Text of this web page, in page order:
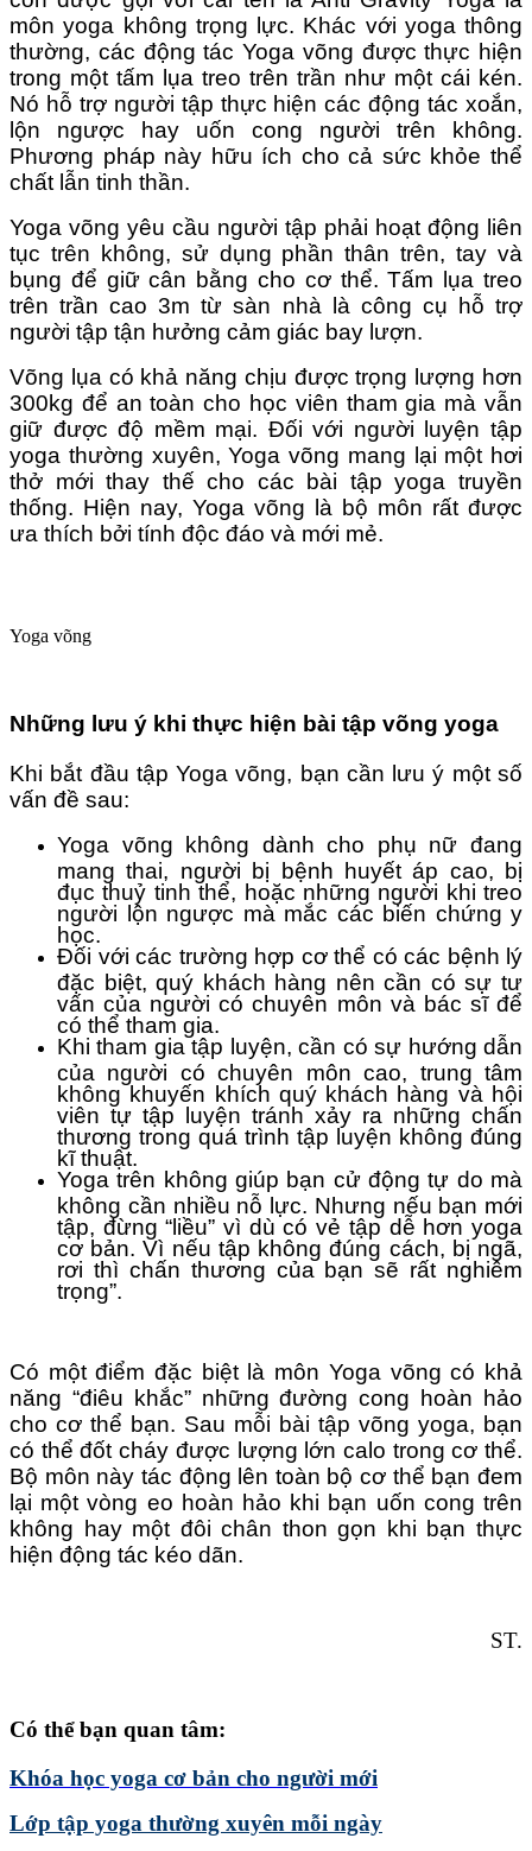
môn yoga không trọng lực. Khác với yoga thông
thường, các động tác Yoga võng được thực hiện
trong một tấm lụa treo trên trần như một cái kén.
Nó hỗ trợ người tập thực hiện các động tác xoắn,
lộn ngược hay uốn cong người trên không.
Phương pháp này hữu ích cho cả sức khỏe thể
chất lẫn tinh thần.
Yoga võng yêu cầu người tập phải hoạt động liên
tục trên không, sử dụng phần thân trên, tay và
bụng để giữ cân bằng cho cơ thể. Tấm lụa treo
trên trần cao 3m từ sàn nhà là công cụ hỗ trợ
người tập tận hưởng cảm giác bay lượn.
Võng lụa có khả năng chịu được trọng lượng hơn
300kg để an toàn cho học viên tham gia mà vẫn
giữ được độ mềm mại. Đối với người luyện tập
yoga thường xuyên, Yoga võng mang lại một hơi
thở mới thay thế cho các bài tập yoga truyền
thống. Hiện nay, Yoga võng là bộ môn rất được
ưa thích bởi tính độc đáo và mới mẻ.
Yoga võng
Những lưu ý khi thực hiện bài tập võng yoga
Khi bắt đầu tập Yoga võng, bạn cần lưu ý một số
vấn đề sau:
Yoga võng không dành cho phụ nữ đang
mang thai, người bị bệnh huyết áp cao, bị
đục thuỷ tinh thể, hoặc những người khi treo
người lộn ngược mà mắc các biến chứng y
học.
Đối với các trường hợp cơ thể có các bệnh lý
đặc biệt, quý khách hàng nên cần có sự tư
vấn của người có chuyên môn và bác sĩ để
có thể tham gia.
Khi tham gia tập luyện, cần có sự hướng dẫn
của người có chuyên môn cao, trung tâm
không khuyến khích quý khách hàng và hội
viên tự tập luyện tránh xảy ra những chấn
thương trong quá trình tập luyện không đúng
kĩ thuật.
Yoga trên không giúp bạn cử động tự do mà
không cần nhiều nỗ lực. Nhưng nếu bạn mới
tập, đừng “liều” vì dù có vẻ tập dễ hơn yoga
cơ bản. Vì nếu tập không đúng cách, bị ngã,
rơi thì chấn thương của bạn sẽ rất nghiêm
trọng”.
Có một điểm đặc biệt là môn Yoga võng có khả
năng “điêu khắc” những đường cong hoàn hảo
cho cơ thể bạn. Sau mỗi bài tập võng yoga, bạn
có thể đốt cháy được lượng lớn calo trong cơ thể.
Bộ môn này tác động lên toàn bộ cơ thể bạn đem
lại một vòng eo hoàn hảo khi bạn uốn cong trên
không hay một đôi chân thon gọn khi bạn thực
hiện động tác kéo dãn.
ST.
Có thể bạn quan tâm:
Khóa học yoga cơ bản cho người mới
Lớp tập yoga thường xuyên mỗi ngày